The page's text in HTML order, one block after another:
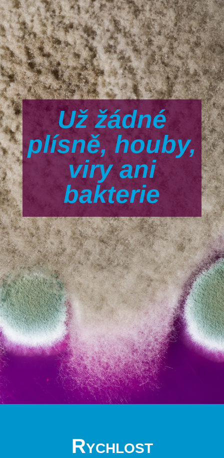
Už žádné
plísně, houby,
viry ani
bakterie
Rychlost